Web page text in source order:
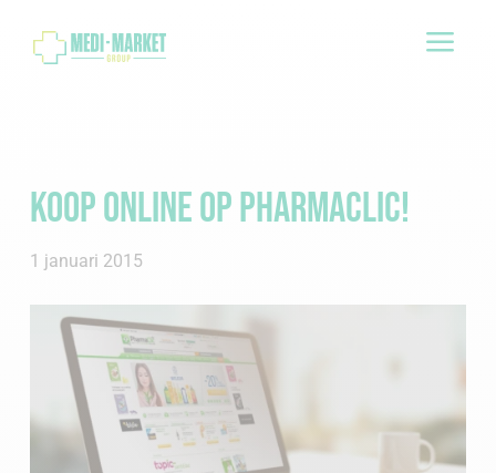
a
Koop online op PharmaClic!
1 januari 2015